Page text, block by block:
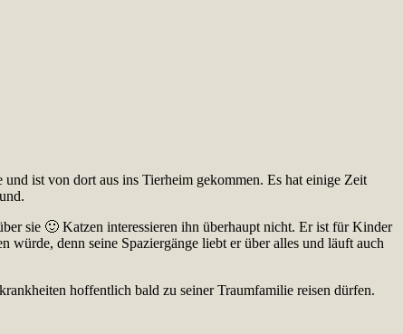
ist von dort aus ins Tierheim gekommen. Es hat einige Zeit
sie 🙂 Katzen interessieren ihn überhaupt nicht. Er ist für Kinder
würde, denn seine Spaziergänge liebt er über alles und läuft auch
hoffentlich bald zu seiner Traumfamilie reisen dürfen.